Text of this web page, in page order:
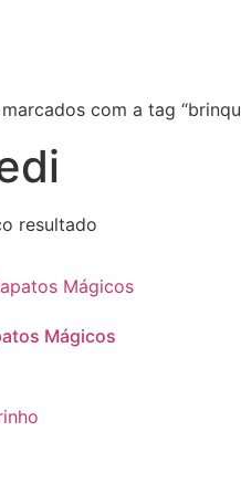
com a tag
resultado
Mágicos